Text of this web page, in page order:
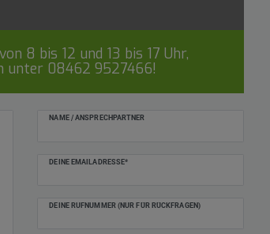
8 bis 12 und 13 bis 17 Uhr,
unter 08462 9527466!
NAME / ANSPRECHPARTNER
DEINE EMAILADRESSE*
DEINE RUFNUMMER (NUR FÜR RÜCKFRAGEN)